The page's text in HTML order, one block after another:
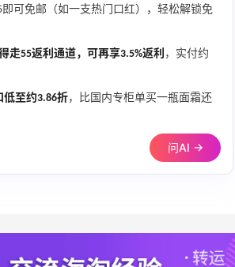
可免邮（如一支热门口红），轻松解锁免
走55返利通道，可再享3.5%返利 ，实付约
低至约3.86折，比国内专柜单买一瓶面霜还
问AI →
6%返利
户外运动防-晒｜蜜丝婷开挂摇摇乐实测
Evelom卸妆膏--卸妆膏中的“爱马仕”